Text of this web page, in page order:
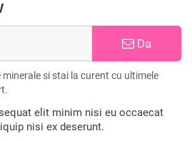
Da
si stai la curent cu ultimele
elit minim nisi eu occaecat
nisi ex deserunt.